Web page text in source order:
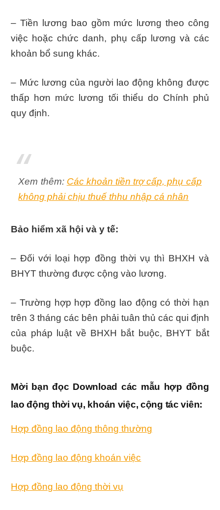
– Tiền lương bao gồm mức lương theo công
việc hoặc chức danh, phụ cấp lương và các
khoản bổ sung khác.
– Mức lương của người lao động không được
thấp hơn mức lương tối thiểu do Chính phủ
quy định.
Xem thêm: Các khoản tiền trợ cấp, phụ cấp
không phải chịu thuế thhu nhập cá nhân
Bảo hiểm xã hội và y tế:
– Đối với loại hợp đồng thời vụ thì BHXH và
BHYT thường được cộng vào lương.
– Trường hợp hợp đồng lao động có thời hạn
trên 3 tháng các bên phải tuân thủ các qui định
của pháp luật về BHXH bắt buộc, BHYT bắt
buộc.
Mời bạn đọc Download các mẫu hợp đồng
lao động thời vụ, khoán việc, cộng tác viên:
Hợp đồng lao động thông thường
Hợp đồng lao động khoán việc
Hợp đồng lao động thời vụ